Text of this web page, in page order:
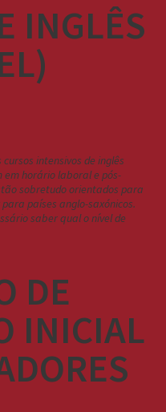
INGLÊS
cursos intensivos de inglês
em horário laboral e pós-
sobretudo orientados para
países anglo-saxónicos.
saber qual o nível de
DE
INICIAL